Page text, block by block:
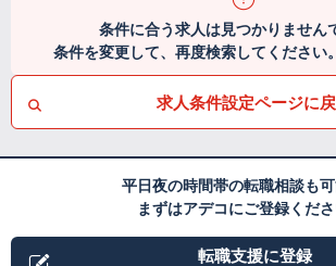
条件に合う求人は見つかりません
条件を変更して、再度検索してください
求人条件設定ページに
平日夜の時間帯の転職相談も可
まずはアデコにご登録くだ
転職支援に登録